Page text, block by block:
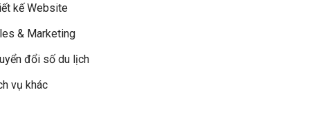
kế Website
& Marketing
đổi số du lịch
vụ khác